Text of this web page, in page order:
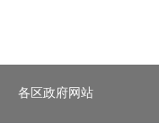
各区政府网站